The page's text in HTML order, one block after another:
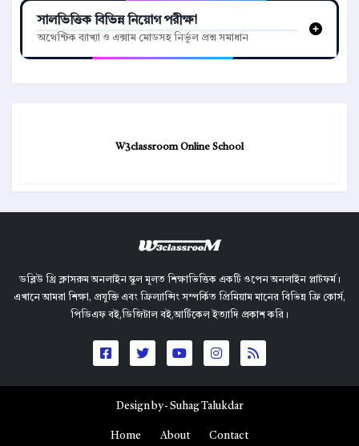
সালভিত্তিক বিভিন্ন নিয়োগ পরীক্ষা
অথেন্টিক ব্যাখ্যা ও এক্সাম মোডসহ নির্ভুল প্রশ্ন সমাধান
W3classroom Online School
ডব্লিউ থ্রি ক্লাসরুম অনলাইন স্কুল মূলত শিক্ষাভিত্তিক একটি ওপেন অনলাইন প্লাটফর্ম।
এখানে আমরা শিক্ষা, প্রযুক্তি এবং ফ্রিল্যান্সিং সম্পর্কিত প্রিমিয়াম মানের বিভিন্ন ফ্রি কোর্স,
পিডিএফ বই,ডিজিটাল বই,আর্টিকেল ইত্যাদি প্রকাশ করি।
Design by - Suhag Talukdar
Home About Contact